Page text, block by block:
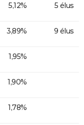
5,12% 5 élus
3,89% 9 élus
1,95%
1,90%
1,78%